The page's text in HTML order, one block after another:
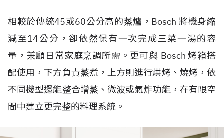
相較於傳統45或60公分高的蒸爐，Bosch 將機身縮
減至14公分，卻依然保有一次完成三菜一湯的容
量，兼顧日常家庭烹調所需。更可與 Bosch 烤箱搭
配使用，下方負責蒸煮，上方則進行烘烤、燒烤，依
不同機型還能整合增蒸、微波或氣炸功能，在有限空
間中建立更完整的料理系統。